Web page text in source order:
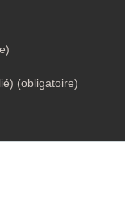
(obligatoire)